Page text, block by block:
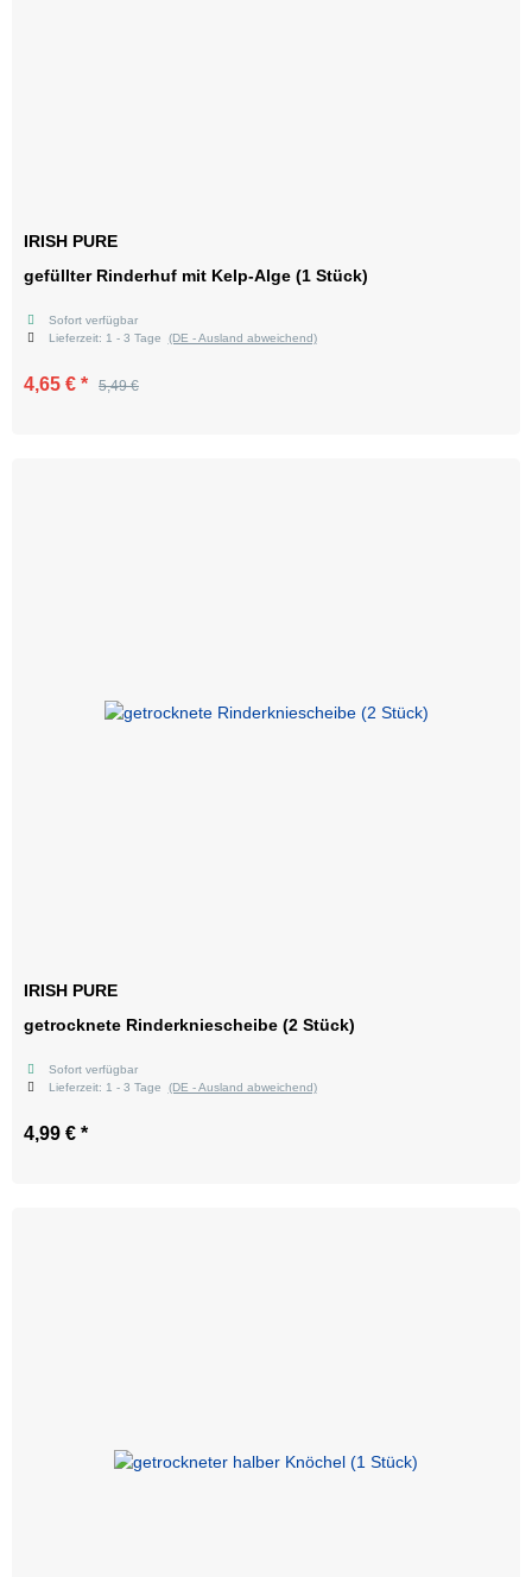
IRISH PURE
gefüllter Rinderhuf mit Kelp-Alge (1 Stück)
Sofort verfügbar
Lieferzeit: 1 - 3 Tage (DE - Ausland abweichend)
4,65 € * 5,49 €
IRISH PURE
getrocknete Rinderkniescheibe (2 Stück)
Sofort verfügbar
Lieferzeit: 1 - 3 Tage (DE - Ausland abweichend)
4,99 € *